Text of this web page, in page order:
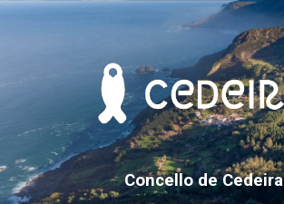
Skip
Skip
Skip
Concello de Cedeira